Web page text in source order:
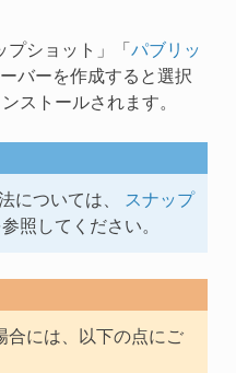
プショット」「 パブリッ
バーを作成すると選択
ストールされます。
については、
スナップ
照してください。
合には、以下の点にご